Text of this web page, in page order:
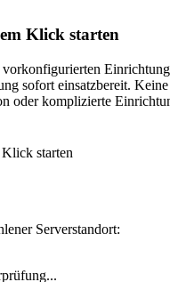
Klick starten
sofort einsatzbereit.
oder komplizierte
Serverstandort: